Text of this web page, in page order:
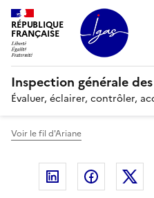
Panneau de gestion des
RÉPUBLIQUE
FRANÇAISE
Inspection générale
Évaluer, éclairer, contrôler,
Voir le fil d'Ariane
Linkedin Facebook